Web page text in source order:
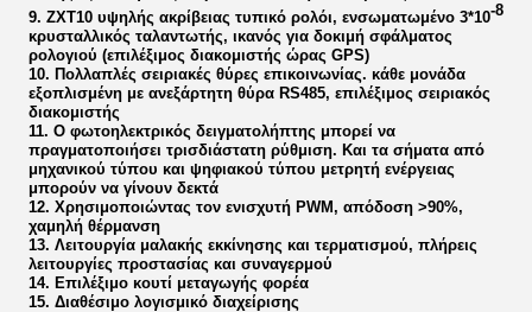
9. ZXT10 υψηλής ακρίβειας τυπικό ρολόι, ενσωματωμένο 3*10-8
κρυσταλλικός ταλαντωτής, ικανός για δοκιμή σφάλματος
ρολογιού (επιλέξιμος διακομιστής ώρας GPS)
10. Πολλαπλές σειριακές θύρες επικοινωνίας. κάθε μονάδα
εξοπλισμένη με ανεξάρτητη θύρα RS485, επιλέξιμος σειριακός
διακομιστής
11. Ο φωτοηλεκτρικός δειγματολήπτης μπορεί να
πραγματοποιήσει τρισδιάστατη ρύθμιση. Και τα σήματα από
μηχανικού τύπου και ψηφιακού τύπου μετρητή ενέργειας
μπορούν να γίνουν δεκτά
12. Χρησιμοποιώντας τον ενισχυτή PWM, απόδοση >90%,
χαμηλή θέρμανση
13. Λειτουργία μαλακής εκκίνησης και τερματισμού, πλήρεις
λειτουργίες προστασίας και συναγερμού
14. Επιλέξιμο κουτί μεταγωγής φορέα
15. Διαθέσιμο λογισμικό διαχείρισης